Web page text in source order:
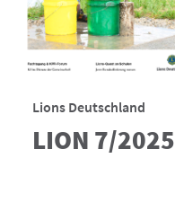
Lions Deutschland
LION 7/2025